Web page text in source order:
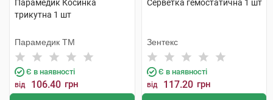
Парамедик Косинка
трикутна 1 шт
Парамедик ТМ
Є в наявності
від 106.40 грн
Серветка гемостатична 1 шт
Зентекс
Є в наявності
від 117.20 грн